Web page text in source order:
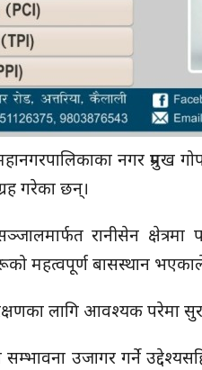
नगर प्रमुख
गरेका छन्।
रानीसेन
महत्वपूर्ण बासस्थान
लागि आवश्यक परेमा
उजागर गर्ने